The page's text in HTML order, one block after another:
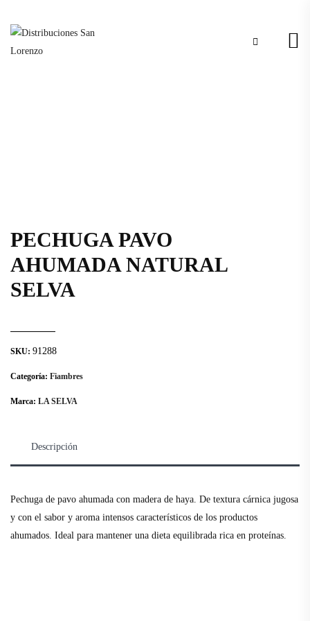
PECHUGA PAVO
AHUMADA NATURAL
SELVA
SKU: 91288
Categoría: Fiambres
Marca: LA SELVA
Descripción
Pechuga de pavo ahumada con madera de haya. De textura cárnica jugosa
y con el sabor y aroma intensos característicos de los productos
ahumados. Ideal para mantener una dieta equilibrada rica en proteínas.